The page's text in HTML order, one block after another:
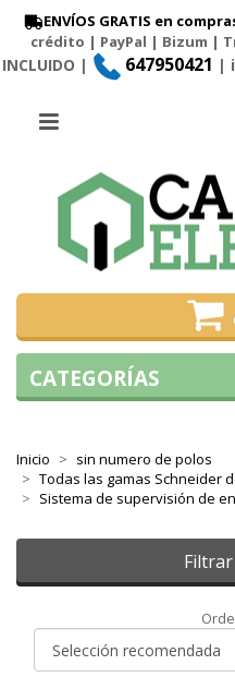
ENVÍOS GRATIS en
crédito | PayPal | Bizum |
INCLUIDO |
647950421 |
Menú
Inicio
sin numero de polos
Todas las gamas Schneider
Sistema de supervisión de
CATEGORÍAS